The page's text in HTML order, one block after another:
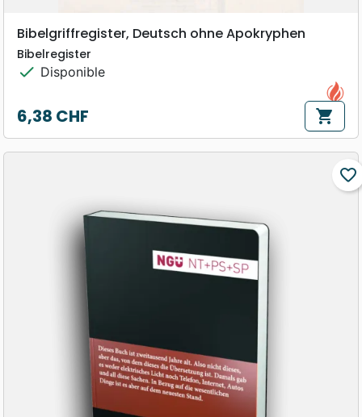
Bibelgriffregister, Deutsch ohne Apokryphen
Bibelregister
check Disponible
Prix
6,38 CHF shopping_cart
favorite_border